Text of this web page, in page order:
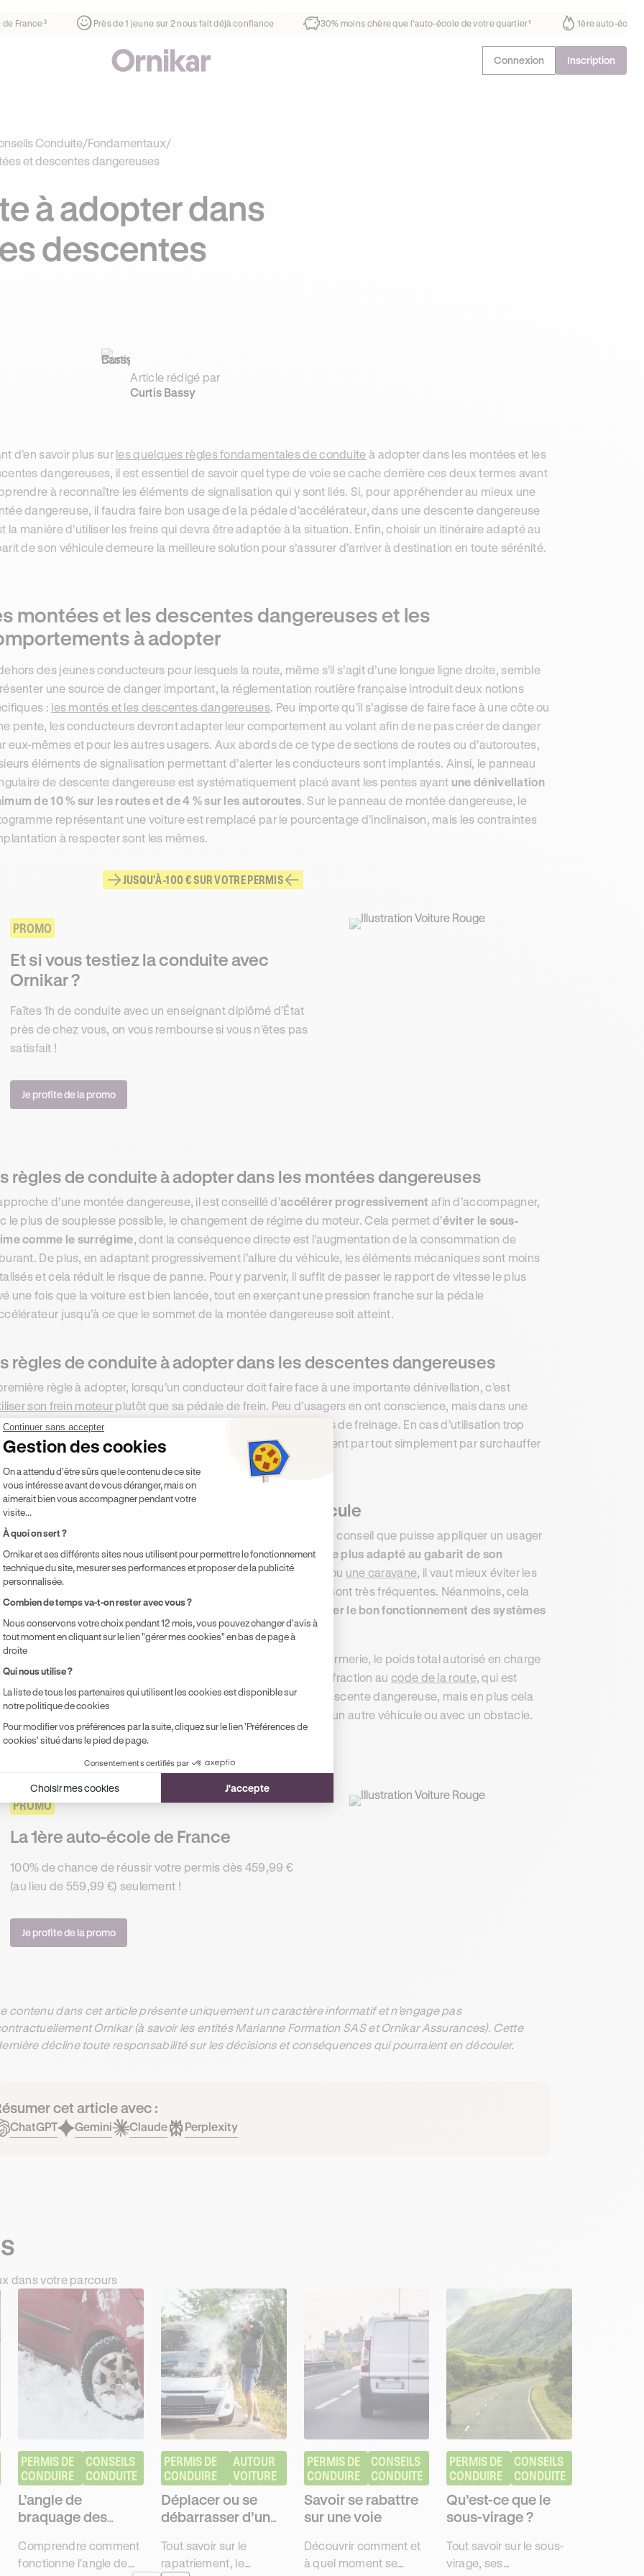
¹ 1ère auto-école de France³ Près de 1 jeune sur 2 nous fait déjà confiance 30% moins chère que l’auto-école de votre quartier
Connexion Inscription
Conduite/Fondamentaux/
et descentes dangereuses
à adopter dans
descentes
Article rédigé par
Curtis Bassy
d’en savoir plus sur les quelques règles fondamentales de conduite à adopter dans les montées et les
dangereuses, il est essentiel de savoir quel type de voie se cache derrière ces deux termes avant
à reconnaître les éléments de signalisation qui y sont liés. Si, pour appréhender au mieux une
dangereuse, il faudra faire bon usage de la pédale d’accélérateur, dans une descente dangereuse
la manière d’utiliser les freins qui devra être adaptée à la situation. Enfin, choisir un itinéraire adapté au
de son véhicule demeure la meilleure solution pour s’assurer d’arriver à destination en toute sérénité.
montées et les descentes dangereuses et les
à adopter
des jeunes conducteurs pour lesquels la route, même s’il s’agit d’une longue ligne droite, semble
une source de danger important, la réglementation routière française introduit deux notions
: les montés et les descentes dangereuses. Peu importe qu’il s’agisse de faire face à une côte ou
pente, les conducteurs devront adapter leur comportement au volant afin de ne pas créer de danger
eux-mêmes et pour les autres usagers. Aux abords de ce type de sections de routes ou d’autoroutes,
éléments de signalisation permettant d’alerter les conducteurs sont implantés. Ainsi, le panneau
de descente dangereuse est systématiquement placé avant les pentes ayant une dénivellation
de 10 % sur les routes et de 4 % sur les autoroutes. Sur le panneau de montée dangereuse, le
représentant une voiture est remplacé par le pourcentage d’inclinaison, mais les contraintes
à respecter sont les mêmes.
JUSQU'À -100 € SUR VOTRE PERMIS
PROMO
Et si vous testiez la conduite avec
Ornikar ?
Faîtes 1h de conduite avec un enseignant diplômé d’État
près de chez vous, on vous rembourse si vous n’êtes pas
satisfait !
Je profite de la promo
règles de conduite à adopter dans les montées dangereuses
d’une montée dangereuse, il est conseillé d’accélérer progressivement afin d’accompagner,
le plus de souplesse possible, le changement de régime du moteur. Cela permet d’éviter le sous-
comme le surrégime, dont la conséquence directe est l’augmentation de la consommation de
De plus, en adaptant progressivement l’allure du véhicule, les éléments mécaniques sont moins
et cela réduit le risque de panne. Pour y parvenir, il suffit de passer le rapport de vitesse le plus
une fois que la voiture est bien lancée, tout en exerçant une pression franche sur la pédale
jusqu’à ce que le sommet de la montée dangereuse soit atteint.
règles de conduite à adopter dans les descentes dangereuses
règle à adopter, lorsqu’un conducteur doit faire face à une importante dénivellation, c’est
son frein moteur plutôt que sa pédale de frein. Peu d’usagers en ont conscience, mais dans une
l’inertie du véhicule impacte considérablement les distances de freinage. En cas d’utilisation trop
de la pédale de frein par un conducteur, les freins finiraient par tout simplement par surchauffer
de cesser de fonctionner.
un itinéraire adapté au gabarit du véhicule
de ces quelques règles de conduite à respecter, le meilleur conseil que puisse appliquer un usager
de prendre le volant réside dans le fait dechoisir l’itinéraire le plus adapté au gabarit de son
. Ainsi, dès lors qu’il est question de tracter une remorque ou une caravane, il vaut mieux éviter les
de campagnes, où les montées et descentes dangereuses sont très fréquentes. Néanmoins, cela
pas toujours possible et dans ce cas, il sera essentiel de
vérifier le bon fonctionnement des systèmes
et de motorisationavant de prendre la route.
s’il est rarement contrôlé par les agents de police et la gendarmerie, le poids total autorisé en charge
ne doit jamais être dépassé. Non seulement il s’agit d’une infraction au code de la route, qui est
par une contravention 5e classe en présence d’une descente dangereuse, mais en plus cela
le risque de blessures mortelles en cas de collision avec un autre véhicule ou avec un obstacle.
JUSQU'À -100 € SUR VOTRE PERMIS
PROMO
La 1ère auto-école de France
100% de chance de réussir votre permis dès 459,99 €
(au lieu de 559,99 €) seulement !
Je profite de la promo
contenu dans cet article présente uniquement un caractère informatif et n’engage pas
Ornikar (à savoir les entités Marianne Formation SAS et Ornikar Assurances). Cette
décline toute responsabilité sur les décisions et conséquences qui pourraient en découler.
cet article avec :
ChatGPT Gemini Claude Perplexity
dans votre parcours
PERMIS DE
CONDUIRE
CONSEILS
CONDUITE
L’angle de
braquage des
Comprendre comment
fonctionne l'angle de
PERMIS DE
CONDUIRE
AUTOUR
VOITURE
Déplacer ou se
débarrasser d’un
immobilisé
Tout savoir sur le
rapatriement, le
PERMIS DE
CONDUIRE
CONSEILS
CONDUITE
Savoir se rabattre
sur une voie
Découvrir comment et
à quel moment se
PERMIS DE
CONDUIRE
CONSEILS
CONDUITE
Qu’est-ce que le
sous-virage ?
Tout savoir sur le sous-
virage, ses
Continuer sans accepter
Gestion des cookies
Plateforme de Gestion du Consentement : Personnalisez vos Options
On a attendu d'être sûrs que le contenu de ce site
vous intéresse avant de vous déranger, mais on
aimerait bien vous accompagner pendant votre
visite...
À quoi on sert ?
Ornikar et ses différents sites nous utilisent pour permettre le fonctionnement
technique du site, mesurer ses performances et proposer de la publicité
personnalisée.
Combien de temps va-t-on rester avec vous ?
Nous conservons votre choix pendant 12 mois, vous pouvez changer d'avis à
tout moment en cliquant sur le lien "gérer mes cookies" en bas de page à
droite
Qui nous utilise ?
La liste de tous les partenaires qui utilisent les cookies est disponible sur
notre politique de cookies
Pour modifier vos préférences par la suite, cliquez sur le lien 'Préférences de
cookies' situé dans le pied de page.
Consentements certifiés par
Choisir mes cookies J'accepte
Axeptio consent